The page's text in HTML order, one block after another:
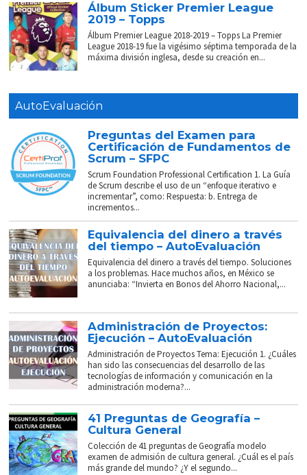
Álbum Sticker Premier League
2019 – Topps
Álbum Premier League 2018-2019 – Topps La Premier
League 2018-19 fue la vigésimo séptima temporada de la
máxima división inglesa, desde su creación en...
AutoEvaluación
Preguntas del Examen para
Certificación de Fundamentos de
Scrum – SFPC
Scrum Foundation Professional Certification 1. La Guía
de Scrum describe el uso de un “enfoque iterativo e
incrementar”, como: Respuesta: b. Entrega de
incrementos...
Equivalencia del dinero a través
del tiempo – AutoEvaluación
Equivalencia del dinero a través del tiempo. Soluciones
a los problemas. Hace muchos años, en México se
anunciaba: “Invierta en Bonos del Ahorro Nacional,...
Administración de Proyectos:
Ejecución – AutoEvaluación
Administración de Proyectos Tema: Ejecución 1. ¿Cuáles
han sido las consecuencias del desarrollo de las
tecnologías de información y comunicación en la
administración moderna?...
41 Preguntas de Geografía –
Cultura General
Colección de 41 preguntas de Geografía modelo
examen de admisión de cultura general. ¿Cuál es el país
más grande del mundo? ¿Y el segundo...